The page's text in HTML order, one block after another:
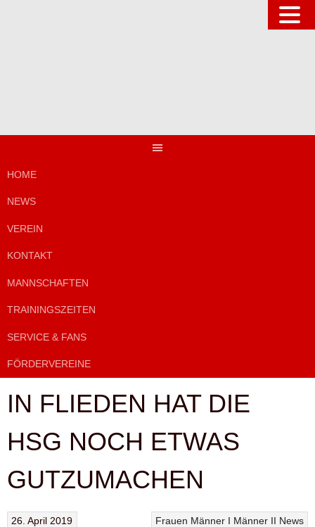
HOME
NEWS
VEREIN
KONTAKT
MANNSCHAFTEN
TRAININGSZEITEN
SERVICE & FANS
FÖRDERVEREINE
IN FLIEDEN HAT DIE
HSG NOCH ETWAS
GUTZUMACHEN
Frauen Männer I Männer II News
26. April 2019